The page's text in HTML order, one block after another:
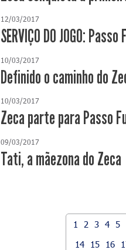
12/03/2017
SERVIÇO DO JOGO:
10/03/2017
Definido o caminho do
10/03/2017
Zeca parte para Passo
09/03/2017
Tati, a mãezona do Zeca
1 2 3 4 5
14
15 16